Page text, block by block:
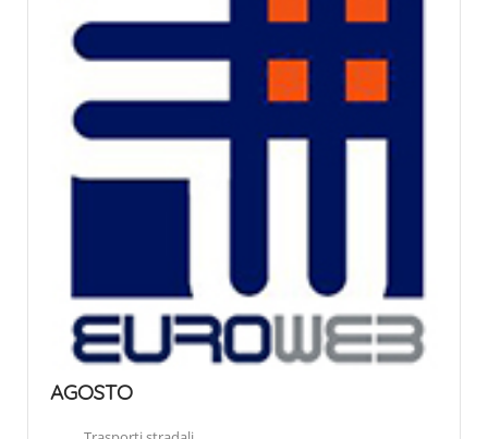
AGOSTO